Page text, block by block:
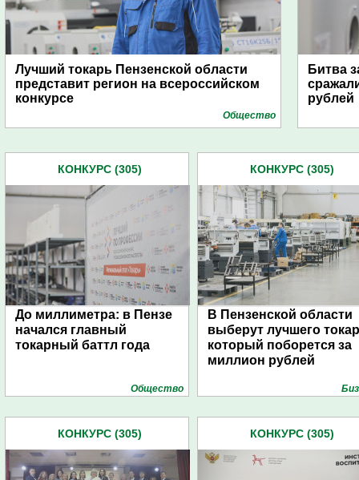
Лучший токарь Пензенской области
представит регион на всероссийском
конкурсе
Общество
Битва
рублей
КОНКУРС (305)
До миллиметра: в Пензе
начался главный
токарный баттл года
Общество
КОНКУРС (305)
В Пензенской области
выберут лучшего
который поборется за
миллион рублей
КОНКУРС (305) КОНКУРС (305)